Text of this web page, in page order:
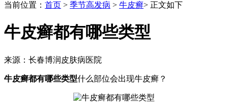
当前位置： 首页 > 季节高发病 > 牛皮癣> 正文如下
牛皮癣都有哪些类型
来源：长春博润皮肤病医院
牛皮癣都有哪些类型什么部位会出现牛皮癣？